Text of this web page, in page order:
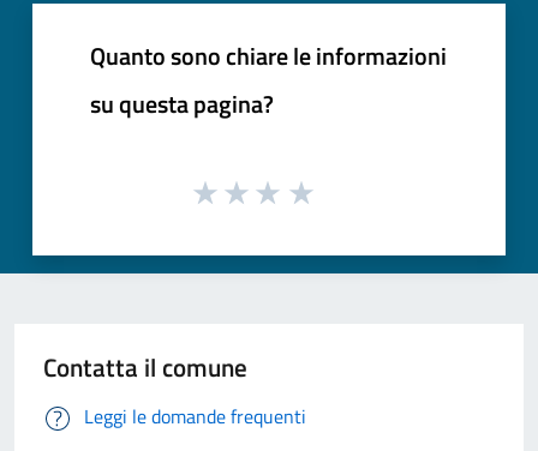
Quanto sono chiare le informazioni
su questa pagina?
Contatta il comune
Leggi le domande frequenti